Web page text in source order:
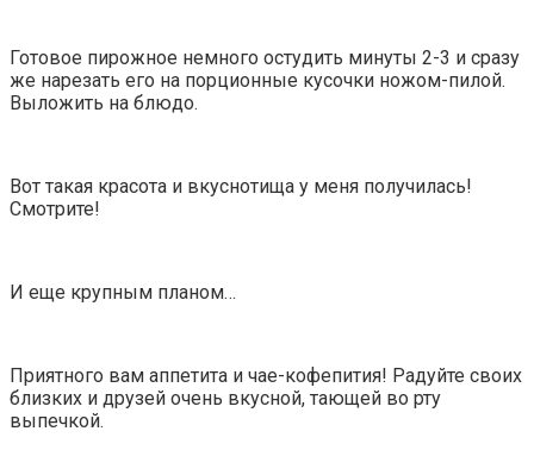
Готовое пирожное немного остудить минуты 2-3 и сразу
же нарезать его на порционные кусочки ножом-пилой.
Выложить на блюдо.
Вот такая красота и вкуснотища у меня получилась!
Смотрите!
И еще крупным планом…
Приятного вам аппетита и чае-кофепития! Радуйте своих
близких и друзей очень вкусной, тающей во рту
выпечкой.